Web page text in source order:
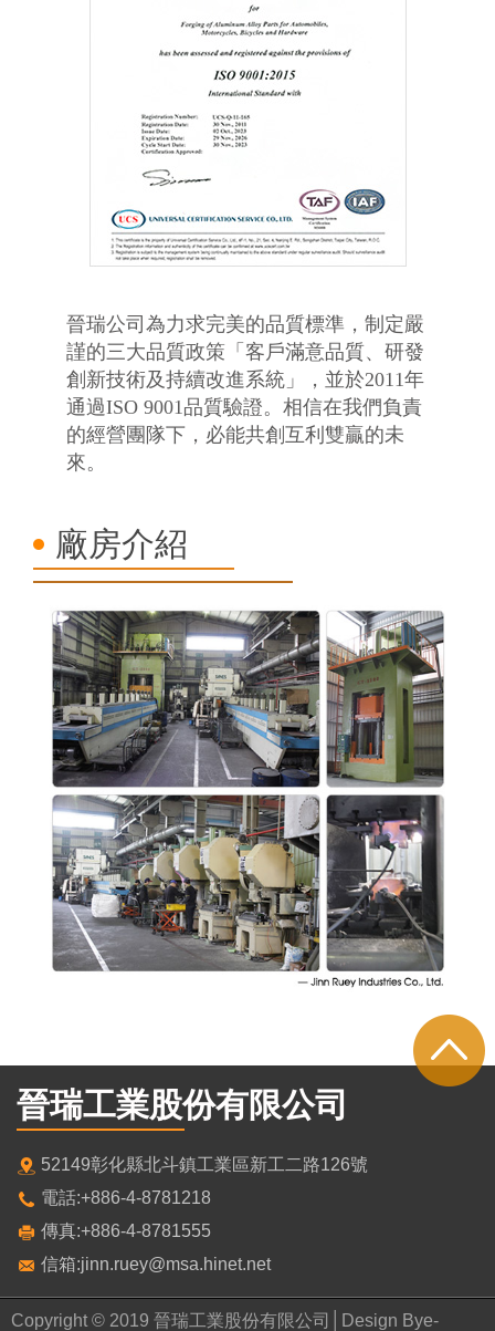
晉瑞公司為力求完美的品質標準，制定嚴
謹的三大品質政策「客戶滿意品質、研發
創新技術及持續改進系統」，並於2011年
通過ISO 9001品質驗證。相信在我們負責
的經營團隊下，必能共創互利雙贏的未
來。
廠房介紹
晉瑞工業股份有限公司
52149彰化縣北斗鎮工業區新工二路126號
電話:+886-4-8781218
傳真:+886-4-8781555
信箱:jinn.ruey@msa.hinet.net
Copyright © 2019 晉瑞工業股份有限公司│Design Bye-